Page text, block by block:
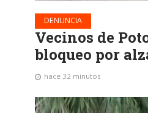
DENUNCIA
Vecinos de
bloqueo por
hace 32 minutos